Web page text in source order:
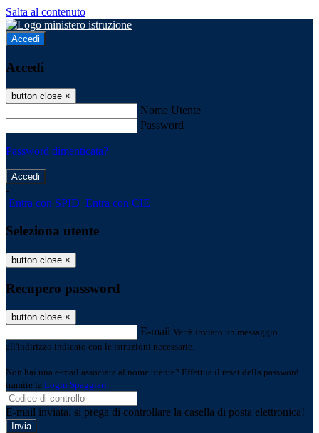
Salta al contenuto
Accedi
Accedi
button close ×
Nome Utente
Password
Password dimenticata?
-
Entra con SPID Entra con CIE
Seleziona utente
button close ×
Recupero password
button close ×
E-mail Verrà inviato un messaggio
all'indirizzo indicato con le istruzioni necessarie.
Non hai una e-mail associata al nome utente? Effettua il reset della password
tramite la Login Spaggiari
E-mail inviata, si prega di controllare la casella di posta elettronica!